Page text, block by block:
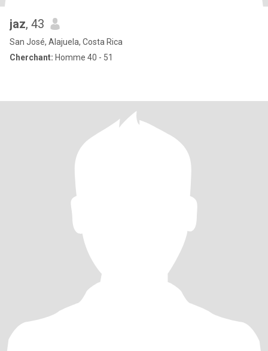
jaz, 43
San José, Alajuela, Costa Rica
Cherchant: Homme 40 - 51